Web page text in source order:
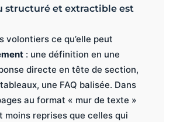
structuré et extractible est
volontiers ce qu’elle peut
: une définition en une
directe en tête de section,
une FAQ balisée. Dans
au format « mur de texte »
moins reprises que celles qui